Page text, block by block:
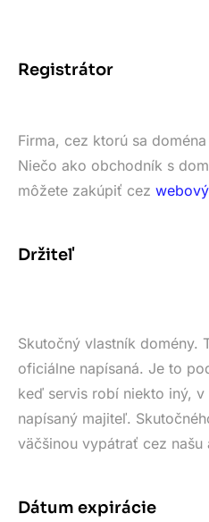
Registrátor
Firma, cez ktorú sa
Niečo ako obchodník s
môžete zakúpiť cez
Držiteľ
Skutočný vlastník domény.
oficiálne napísaná. Je to
keď servis robí niekto iný,
napísaný majiteľ.
väčšinou vypátrať cez našu
Dátum expirácie